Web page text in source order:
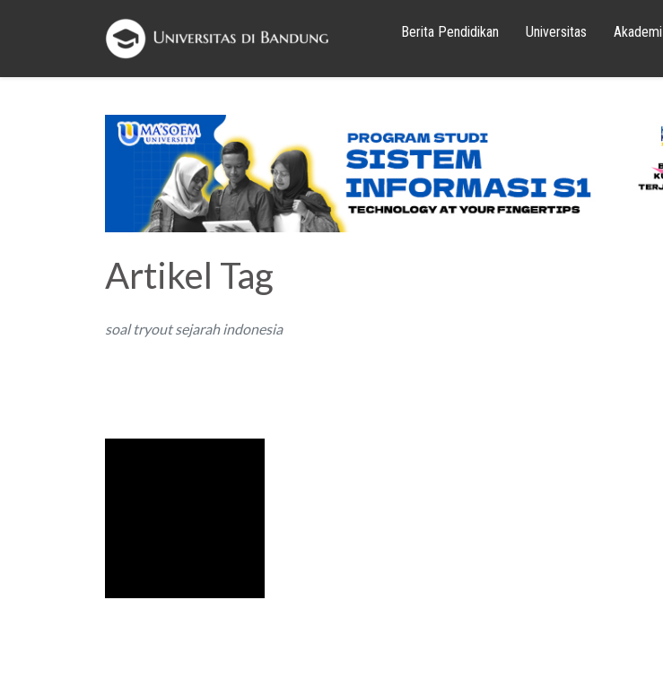
Berita Pendidikan Universitas Akademi
Artikel Tag
soal tryout sejarah indonesia